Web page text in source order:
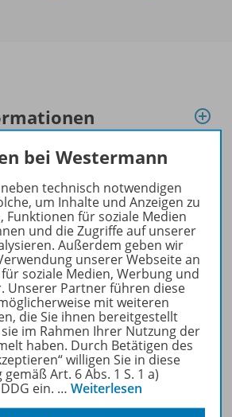
Service
bei Westermann
technisch notwendigen
um Inhalte und Anzeigen zu
Funktionen für soziale Medien
und die Zugriffe auf unserer
Außerdem geben wir
unserer Webseite an
soziale Medien, Werbung und
Unserer Partner führen diese
mit weiteren
die Sie ihnen bereitgestellt
im Rahmen Ihrer Nutzung der
haben. Durch Betätigen des
willigen Sie in diese
Art. 6 Abs. 1 S. 1 a)
ein. … Weiterlesen